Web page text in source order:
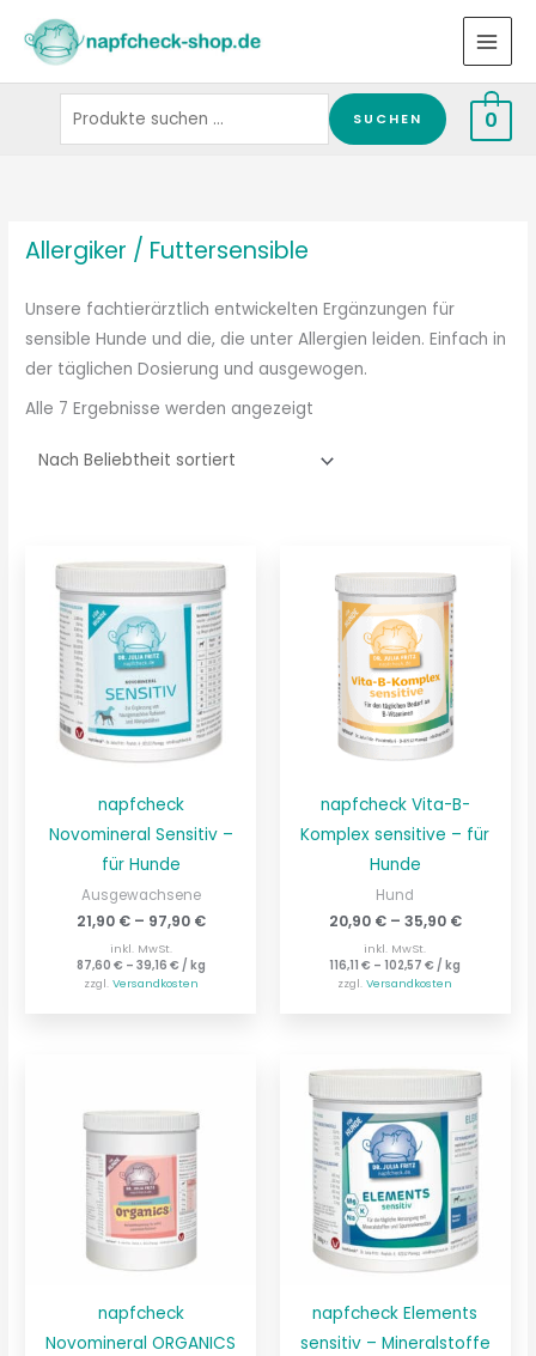
Inhalt
springen
Suchen
nach:
SUCHEN 0
Allergiker / Futtersensible
Unsere fachtierärztlich entwickelten Ergänzungen für
sensible Hunde und die, die unter Allergien leiden. Einfach in
der täglichen Dosierung und ausgewogen.
Alle 7 Ergebnisse werden angezeigt
napfcheck
Novomineral Sensitiv –
für Hunde
Ausgewachsene
21,90 €– 97,90 €
inkl. MwSt.
87,60 € – 39,16 € / kg
zzgl. Versandkosten
napfcheck Vita-B-
Komplex sensitive – für
Hunde
Hund
20,90 €– 35,90 €
inkl. MwSt.
116,11€ –102,57€ / kg
zzgl.Versandkosten
napfcheck
Novomineral ORGANICS
napfcheck Elements
sensitiv – Mineralstoffe